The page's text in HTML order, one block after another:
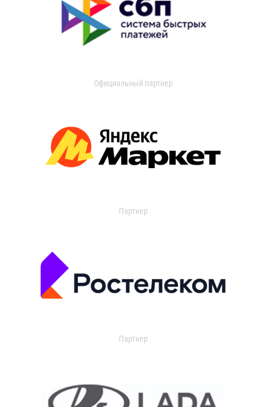
Официальный партнер
Партнер
Партнер